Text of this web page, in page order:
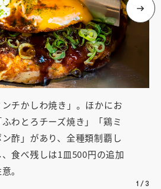
チかしわ焼き」。ほかにお
わとろチーズ焼き」「鶏ミ
酢」があり、全種類制覇し
食べ残しは1皿500円の追加
。
1 / 3